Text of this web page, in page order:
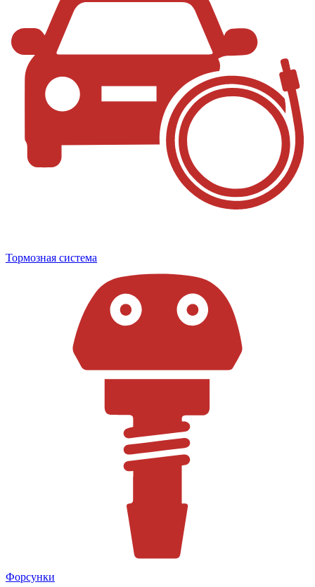
Тормозная система
Форсунки